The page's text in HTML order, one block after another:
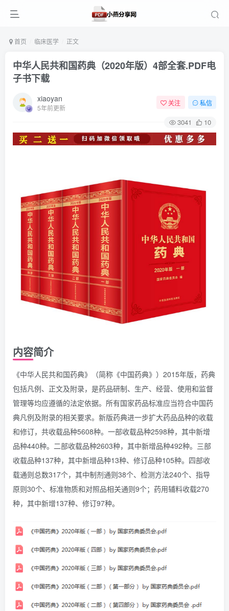
首页 临床医学 正文
中华人民共和国药典（2020年版）4部全套.PDF电
子书下载
xiaoyan
5年前更新
关注 私信
3041 10
内容简介
《中华人民共和国药典》（简称《中国药典》）2015年版，药典
包括凡例、正文及附录，是药品研制、生产、经营、使用和监督
管理等均应遵循的法定依据。所有国家药品标准应当符合中国药
典凡例及附录的相关要求。新版药典进一步扩大药品品种的收载
和修订，共收载品种5608种。一部收载品种2598种，其中新增
品种440种。二部收载品种2603种，其中新增品种492种。三部
收载品种137种，其中新增品种13种、修订品种105种。四部收
载通则总数317个，其中制剂通则38个、检测方法240个、指导
原则30个、标准物质和对照品相关通则9个；药用辅料收载270
种，其中新增137种、修订97种。